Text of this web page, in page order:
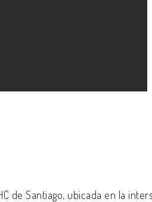
de Santiago, ubicada en la